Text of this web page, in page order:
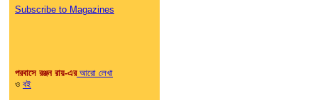
Subscribe to Magazines
পরবাসে রঞ্জন রায়-এরআরো লেখা
ও বই